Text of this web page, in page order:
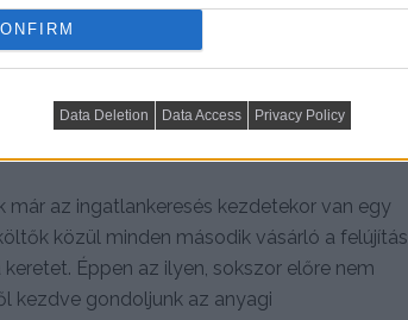
Data Deletion Data Access Privacy Policy
él, míg a válaszadók csupán
tulajdonú ingatlanba. Ráadásul ekkor sem
ingatlana ugyanazon a településen belül
volt szükség, 27%-nál családi okok álltak a
magyar a munkahelye miatt költözött.
már az ingatlankeresés kezdetekor van egy
közül minden második vásárló a felújítás
Éppen az ilyen, sokszor előre nem
kezdve gondoljunk az anyagi